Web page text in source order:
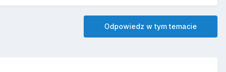
Odpowiedz w tym temacie